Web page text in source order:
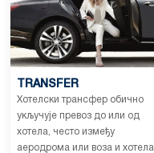
TRANSFER
Хотелски трансфер обично
укључује превоз до или од
хотела, често између
аеродрома или воза и хотела.